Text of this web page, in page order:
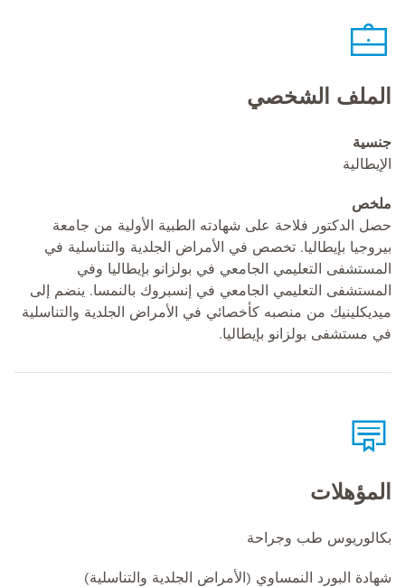
الملف الشخصي
جنسية
الإيطالية
ملخص
حصل الدكتور فلاحة على شهادته الطبية الأولية من جامعة
بيروجيا بإيطاليا. تخصص في الأمراض الجلدية والتناسلية في
المستشفى التعليمي الجامعي في بولزانو بإيطاليا وفي
المستشفى التعليمي الجامعي في إنسبروك بالنمسا. ينضم إلى
ميديكلينيك من منصبه كأخصائي في الأمراض الجلدية والتناسلية
في مستشفى بولزانو بإيطاليا.
المؤهلات
بكالوريوس طب وجراحة
شهادة البورد النمساوي (الأمراض الجلدية والتناسلية)